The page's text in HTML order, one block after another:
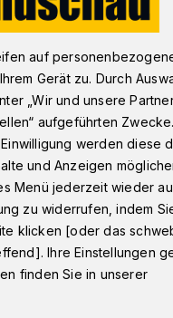
Hochzeit Nr. 3
auf
Gerät zu. Durch
„Wir und unsere
aufgeführten
werden diese
und Anzeigen
Menü jederzeit wieder
zu widerrufen, indem
klicken [oder das
Ihre Einstellungen
finden Sie in unserer